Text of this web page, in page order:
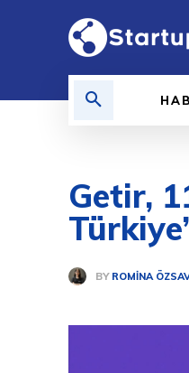
Getir,
BY ROMINA